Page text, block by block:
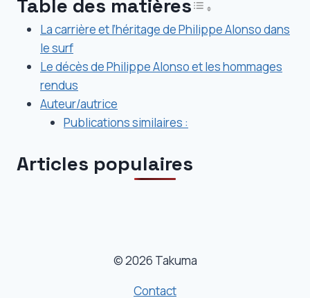
Table des matièresToggle
La carrière et l’héritage de Philippe Alonso dans
le surf
Le décès de Philippe Alonso et les hommages
rendus
Auteur/autrice
Publications similaires :
Articles populaires
© 2026 Takuma
Contact